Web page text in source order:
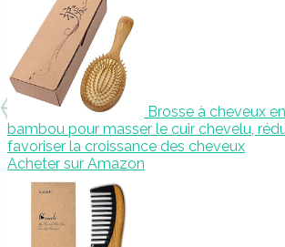
Brosse à cheveux
bambou pour masser le cuir chevelu,
favoriser la croissance des cheveux
Acheter sur Amazon